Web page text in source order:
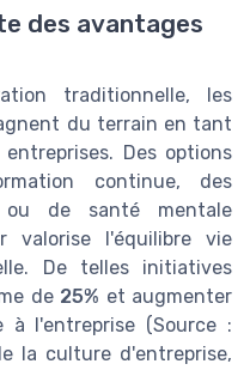
des avantages
traditionnelle, les
du terrain en tant
Des options
continue, des
ou de santé mentale
valorise l'équilibre vie
De telles initiatives
de 25% et augmenter
à l'entreprise (Source :
la culture d'entreprise,